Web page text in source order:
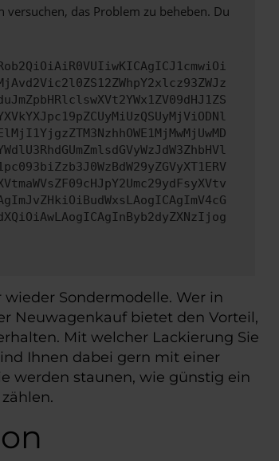
das Problem zu beheben. Du
Sondermodelle. Wer in
Neuwagenkauf bietet den Vorteil,
Mit welcher Lackierung Sie
Ihnen dabei gern mit einer
werden staunen, wie günstig ein